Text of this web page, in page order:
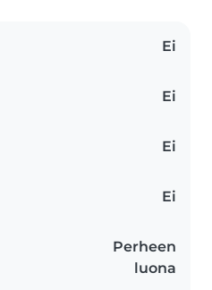
Ei
Ei
Ei
Ei
Perheen
luona